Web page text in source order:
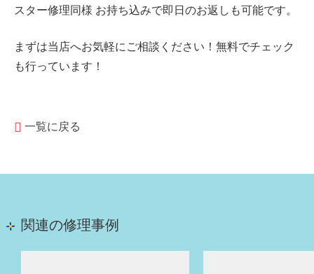
スター修理同様 お持ち込みで即日のお返しも可能です。
まずは当店へお気軽にご相談ください！無料でチェック
も行っています！
一覧に戻る
関連の修理事例